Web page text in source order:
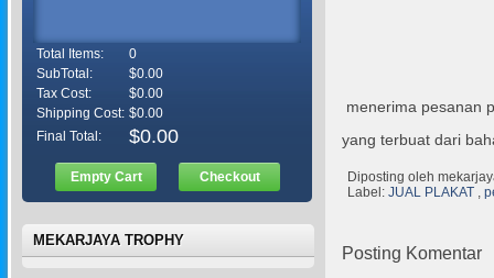
menerima pesanan
yang terbuat dari
Diposting oleh
Label: JUAL PLAKAT ,
Posting Komentar
Total Items:
0
SubTotal:
$0.00
Tax Cost:
$0.00
Shipping Cost: $0.00
Final Total:
$0.00
Empty Cart Checkout
MEKARJAYA TROPHY